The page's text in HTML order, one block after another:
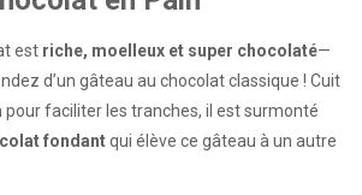
est riche, moelleux et super chocolaté—
d’un gâteau au chocolat classique ! Cuit
pour faciliter les tranches, il est surmonté
fondantqui élève ce gâteau à un autre